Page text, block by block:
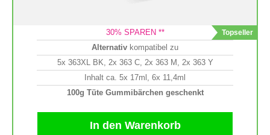
30% SPAREN **
Alternativ kompatibel zu
5x 363XL BK, 2x 363 C, 2x 363 M, 2x 363 Y
Inhalt ca. 5x 17ml, 6x 11,4ml
100g Tüte Gummibärchen geschenkt
In den Warenkorb